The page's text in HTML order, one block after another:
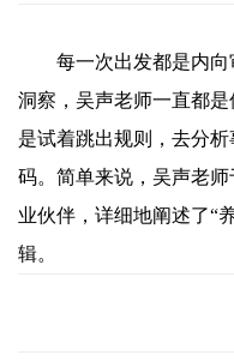
每一次出发都是内
洞察，吴声老师一直都
是试着跳出规则，去分
码。简单来说，吴声老
业伙伴，详细地阐述了“
辑。